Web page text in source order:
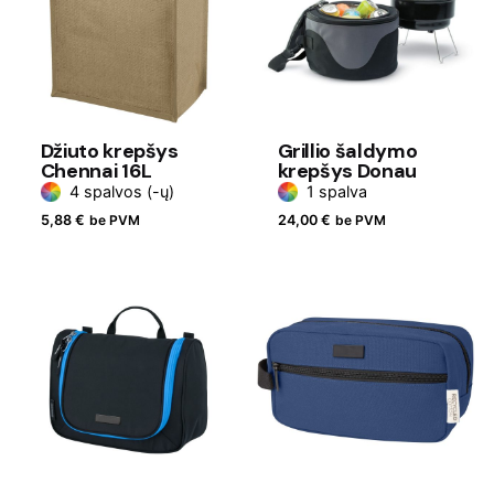
Džiuto krepšys
Chennai 16L
4 spalvos (-ų)
5,88 € be PVM
Grillio šaldymo
krepšys Donau
1 spalva
24,00 € be PVM